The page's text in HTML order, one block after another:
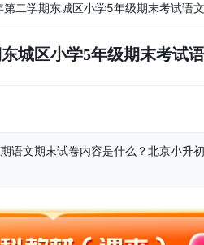
二学期东城区小学5年级期末考试语
城区小学5年级期末考试
语文期末试卷内容是什么？北京小升